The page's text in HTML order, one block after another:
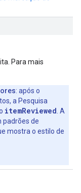
Para mais
: após o
a Pesquisa
itemReviewed . A
padrões de
mostra o estilo de